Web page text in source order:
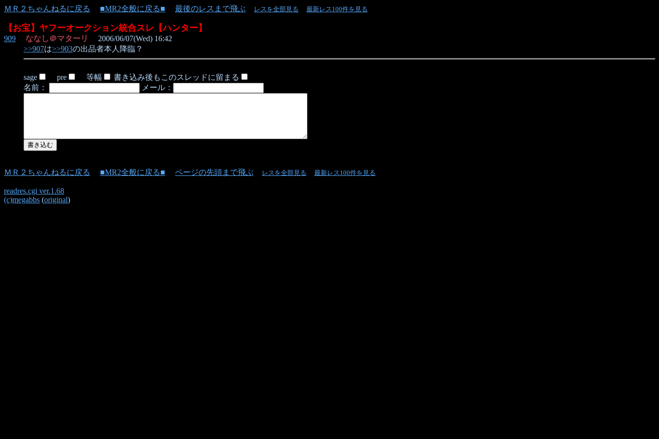
ＭＲ２ちゃんねるに戻る ■MR2全般に戻る■ 最後のレスまで飛ぶ レスを全部見る 最新レス100件を見る
【お宝】ヤフーオークション統合スレ【ハンター】
909 ななし＠マターリ
2006/06/07(Wed) 16:42
>>907は>>903の出品者本人降臨？
sage pre 等幅
書き込み後もこのスレッドに留まる
名前：
メール：
ＭＲ２ちゃんねるに戻る ■MR2全般に戻る■ ページの先頭まで飛ぶ レスを全部見る 最新レス100件を見る
readres.cgi ver.1.68
(c)megabbs (original)